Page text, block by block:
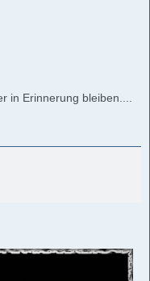
in Erinnerung bleiben....